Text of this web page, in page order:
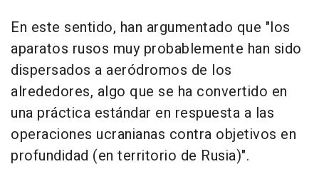
En este sentido, han argumentado que "los
aparatos rusos muy probablemente han sido
dispersados a aeródromos de los
alrededores, algo que se ha convertido en
una práctica estándar en respuesta a las
operaciones ucranianas contra objetivos en
profundidad (en territorio de Rusia)".